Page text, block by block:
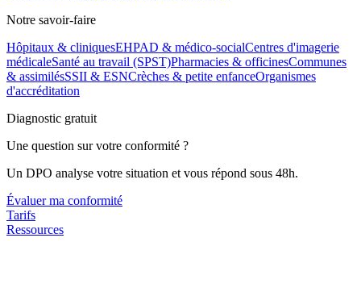
Notre savoir-faire
Hôpitaux & cliniquesEHPAD & médico-socialCentres d'imagerie
médicaleSanté au travail (SPST)Pharmacies & officinesCommunes
& assimilésSSII & ESNCrèches & petite enfanceOrganismes
d'accréditation
Diagnostic gratuit
Une question sur votre conformité ?
Un DPO analyse votre situation et vous répond sous 48h.
Évaluer ma conformité
Tarifs
Ressources